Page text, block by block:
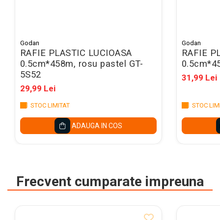
pagemarkere
Separatoare index si
separatoare biblioraft
Mape tip plic cu capsa
Godan
RAFIE PLASTIC LUCIOASA
0.5cm*458m, rosu pastel GT-
5S52
29,99 Lei
STOC LIMITAT
ADAUGA IN COS
Godan
RAFIE
31,99 Lei
STOC
Frecvent cumparate impreuna